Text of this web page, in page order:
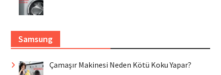
Samsung
Çamaşır Makinesi Neden Kötü Koku Yapar?